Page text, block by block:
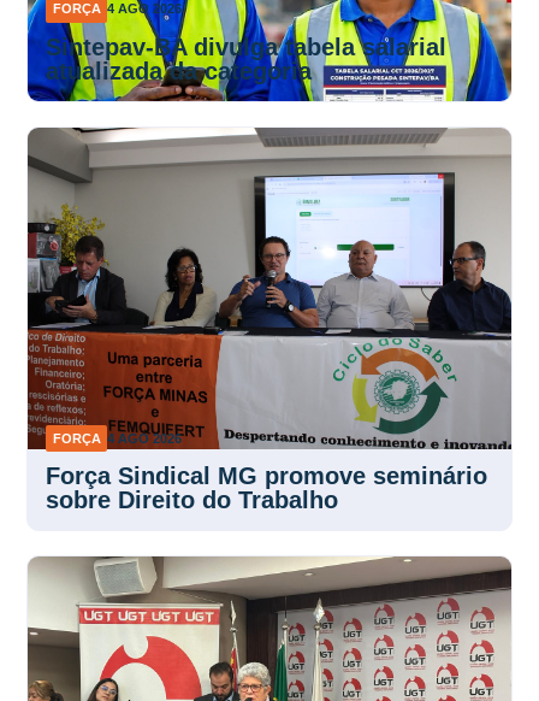
FORÇA 4 AGO 2026
Sintepav-BA divulga tabela salarial
atualizada da categoria
FORÇA 4 AGO 2026
Força Sindical MG promove seminário
sobre Direito do Trabalho